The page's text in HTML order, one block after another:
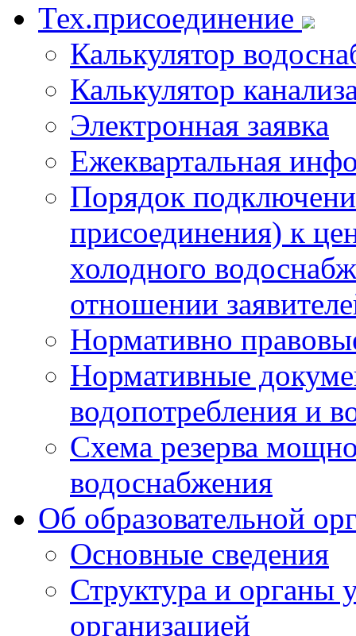
Тех.присоединение
Калькулятор
Калькулятор
Электронная заявка
Ежеквартальная
Порядок
присоединения) к
холодного
отношении
Нормативно
Нормативные
водопотребления и
Схема резерва
водоснабжения
Об образовательной
Основные сведения
Структура и органы
организацией